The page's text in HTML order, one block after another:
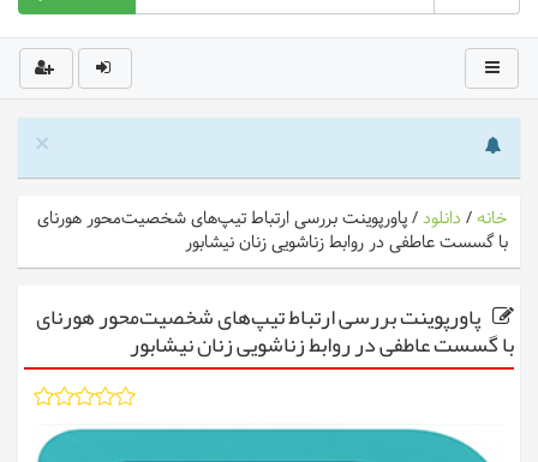
×
خانه/ دانلود/پاورپوینت بررسی ارتباط تیپ‌های شخصیت‌محور هورنای
با گسست عاطفی در روابط زناشویی زنان نیشابور
پاورپوینت بررسی ارتباط تیپ‌های شخصیت‌محور هورنای
با گسست عاطفی در روابط زناشویی زنان نیشابور